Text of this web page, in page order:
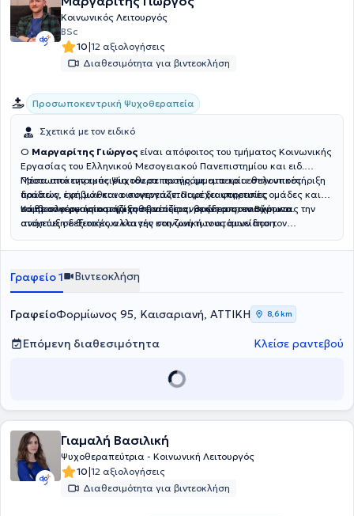
Κοινωνικός Λειτουργός
BSc
10|12 αξιολογήσεις
Διαθεσιμότητα για βιντεοκλήση
Προσωποκεντρική Ψυχοθεραπεία
Σχετικά με τον ειδικό
Ο Μαργαρίτης Γιώργος είναι απόφοιτος του τμήματος Κοινωνικής
Εργασίας του Ελληνικού Μεσογειακού Πανεπιστημίου και ειδ.
Προσωποκεντρικός Ψυχοθεραπευτής, με εμπειρία στην υποστήριξη
παιδιών, εφήβων και οικογενειών. Παρέχει υπηρεσίες
συμβουλευτικής και ψυχοθεραπείας, με έδρα στον Βύρωνα.
Μέσα από την εμπειρία του σε προγράμματα και εθελοντικές
δράσεις, έχει μάθει να συνεργάζεται με διαφορετικές ομάδες και
να προσφέρει υποστήριξη σε νέους ανθρώπους, ενισχύοντας την
ανάπτυξη δεξιοτήτων και την κοινωνική τους συνείδηση.
Κάθε συνεργασία μαζί του βασίζεται στην εμπιστοσύνη και
στοχεύει σε θετικές αλλαγές στη ζωή των ατόμων που τον
Γραφείο 1 Βιντεοκλήση
ΓραφείοΦορμίωνος 95, Καισαριανή, ΑΤΤΙΚΗ 8,6 km
Επόμενη διαθεσιμότητα Κλείσε ραντεβού
Γιαμαλή Βασιλική
Ψυχοθεραπεύτρια - Κοινωνική Λειτουργός
10|12 αξιολογήσεις
Διαθεσιμότητα για βιντεοκλήση